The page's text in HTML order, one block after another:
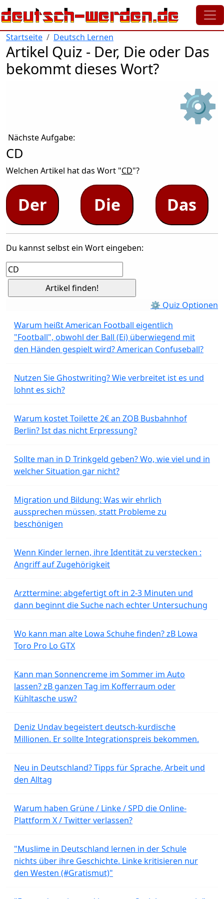
Direkt zum Inhalt
Startseite Deutsch Lernen
Artikel Quiz - Der, Die oder Das
bekommt dieses Wort?
⚙
Nächste Aufgabe:
CD
Welchen Artikel hat das Wort "CD"?
Der Die Das
Du kannst selbst ein Wort eingeben:
⚙ Quiz Optionen
Warum heißt American Football eigentlich
"Football", obwohl der Ball (Ei) überwiegend mit
den Händen gespielt wird? American Confuseball?
Nutzen Sie Ghostwriting? Wie verbreitet ist es und
lohnt es sich?
Warum kostet Toilette 2€ an ZOB Busbahnhof
Berlin? Ist das nicht Erpressung?
Sollte man in D Trinkgeld geben? Wo, wie viel und in
welcher Situation gar nicht?
Migration und Bildung: Was wir ehrlich
aussprechen müssen, statt Probleme zu
beschönigen
Wenn Kinder lernen, ihre Identität zu verstecken :
Angriff auf Zugehörigkeit
Arzttermine: abgefertigt oft in 2-3 Minuten und
dann beginnt die Suche nach echter Untersuchung
Wo kann man alte Lowa Schuhe finden? zB Lowa
Toro Pro Lo GTX
Kann man Sonnencreme im Sommer im Auto
lassen? zB ganzen Tag im Kofferraum oder
Kühltasche usw?
Deniz Undav begeistert deutsch-kurdische
Millionen. Er sollte Integrationspreis bekommen.
Neu in Deutschland? Tipps für Sprache, Arbeit und
den Alltag
Warum haben Grüne / Linke / SPD die Online-
Plattform X / Twitter verlassen?
"Muslime in Deutschland lernen in der Schule
nichts über ihre Geschichte. Linke kritisieren nur
den Westen (#Gratismut)"